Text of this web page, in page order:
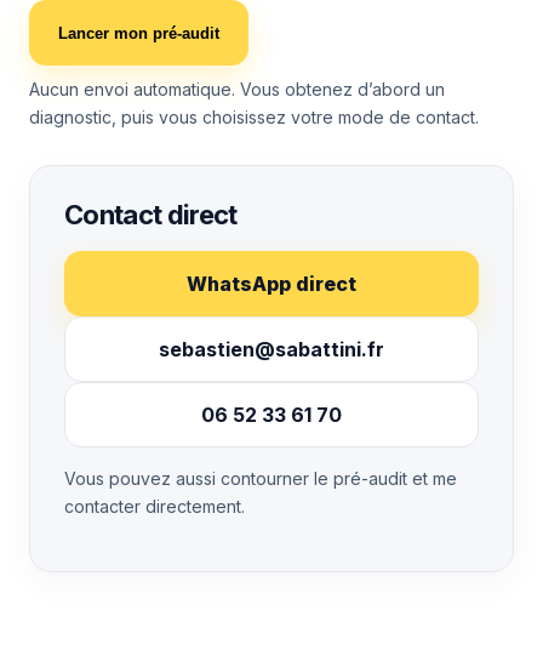
Lancer mon pré-audit
Aucun envoi automatique. Vous obtenez d’abord un
diagnostic, puis vous choisissez votre mode de contact.
Contact direct
WhatsApp direct
sebastien@sabattini.fr
06 52 33 61 70
Vous pouvez aussi contourner le pré-audit et me
contacter directement.